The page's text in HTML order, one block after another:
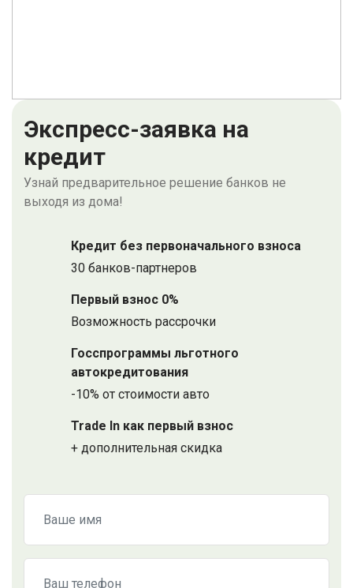
Экспресс-заявка на
кредит
Узнай предварительное решение банков не
выходя из дома!
Кредит без первоначального взноса
30 банков-партнеров
Первый взнос 0%
Возможность рассрочки
Госспрограммы льготного
автокредитования
-10% от стоимости авто
Trade In как первый взнос
+ дополнительная скидка